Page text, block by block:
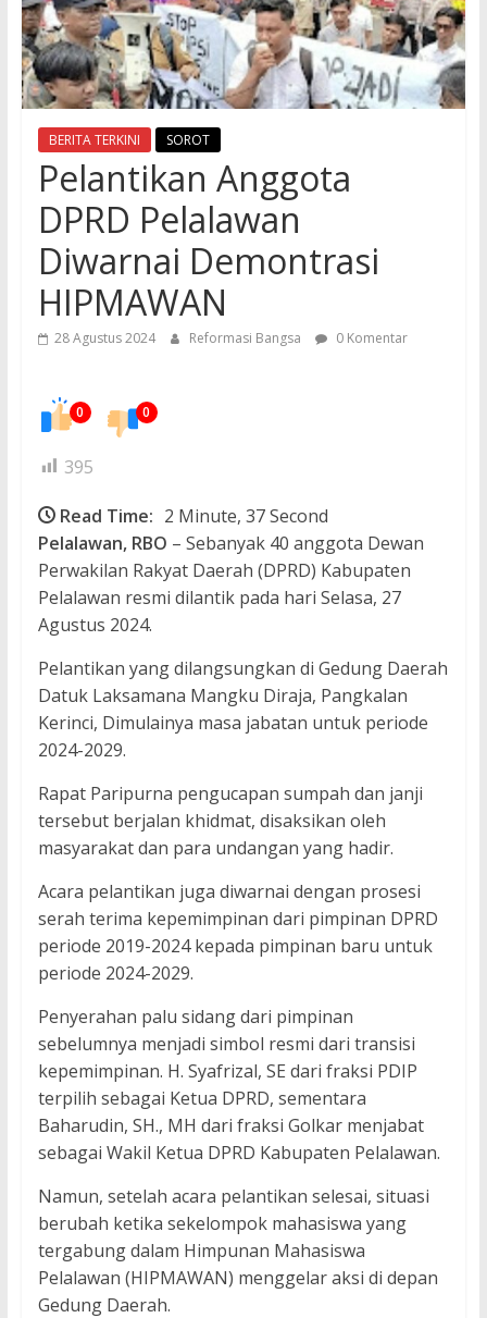
BERITA TERKINI SOROT
Pelantikan Anggota
DPRD Pelalawan
Diwarnai Demontrasi
HIPMAWAN
28 Agustus 2024 Reformasi Bangsa 0 Komentar
0 0
395
Read Time: 2 Minute, 37 Second
Pelalawan, RBO – Sebanyak 40 anggota Dewan
Perwakilan Rakyat Daerah (DPRD) Kabupaten
Pelalawan resmi dilantik pada hari Selasa, 27
Agustus 2024.
Pelantikan yang dilangsungkan di Gedung Daerah
Datuk Laksamana Mangku Diraja, Pangkalan
Kerinci, Dimulainya masa jabatan untuk periode
2024-2029.
Rapat Paripurna pengucapan sumpah dan janji
tersebut berjalan khidmat, disaksikan oleh
masyarakat dan para undangan yang hadir.
Acara pelantikan juga diwarnai dengan prosesi
serah terima kepemimpinan dari pimpinan DPRD
periode 2019-2024 kepada pimpinan baru untuk
periode 2024-2029.
Penyerahan palu sidang dari pimpinan
sebelumnya menjadi simbol resmi dari transisi
kepemimpinan. H. Syafrizal, SE dari fraksi PDIP
terpilih sebagai Ketua DPRD, sementara
Baharudin, SH., MH dari fraksi Golkar menjabat
sebagai Wakil Ketua DPRD Kabupaten Pelalawan.
Namun, setelah acara pelantikan selesai, situasi
berubah ketika sekelompok mahasiswa yang
tergabung dalam Himpunan Mahasiswa
Pelalawan (HIPMAWAN) menggelar aksi di depan
Gedung Daerah.